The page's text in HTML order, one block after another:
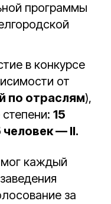
программы
в конкурсе
от
по отраслям),
15
человек — II.
мог каждый
за